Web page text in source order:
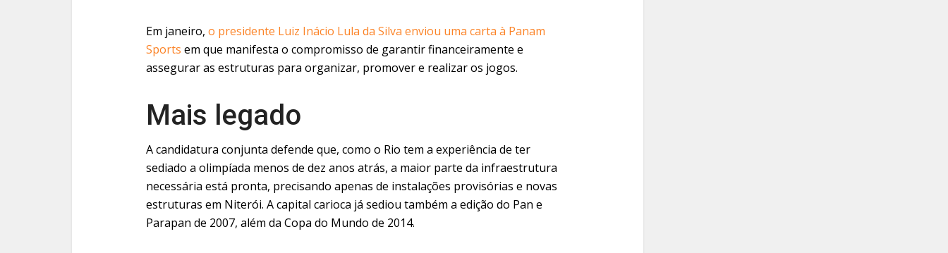
Em janeiro, o presidente Luiz Inácio Lula da Silva enviou uma carta à Panam
Sports em que manifesta o compromisso de garantir financeiramente e
assegurar as estruturas para organizar, promover e realizar os jogos.
Mais legado
A candidatura conjunta defende que, como o Rio tem a experiência de ter
sediado a olimpíada menos de dez anos atrás, a maior parte da infraestrutura
necessária está pronta, precisando apenas de instalações provisórias e novas
estruturas em Niterói. A capital carioca já sediou também a edição do Pan e
Parapan de 2007, além da Copa do Mundo de 2014.